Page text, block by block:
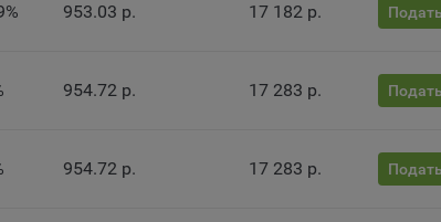
чтобы ограничить хранимый на компьютере объем
удалять сессионные файлы cookie. Кроме того, субъект
953.03 р. 17 182 р.
954.72 р. 17 283 р.
954.72 р. 17 283 р.